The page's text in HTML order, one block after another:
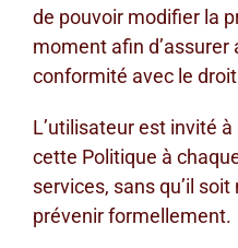
de pouvoir modifier la
moment afin
conformité avec le
L’utilisateur est invité
cette Politique à
services, sans qu’il soit
prévenir formellement.